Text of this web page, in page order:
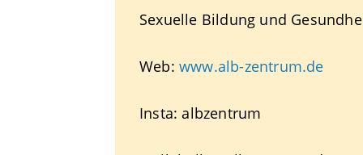
Sexuelle Bildung und
Web:www.alb-zentrum.de
Insta: albzentrum